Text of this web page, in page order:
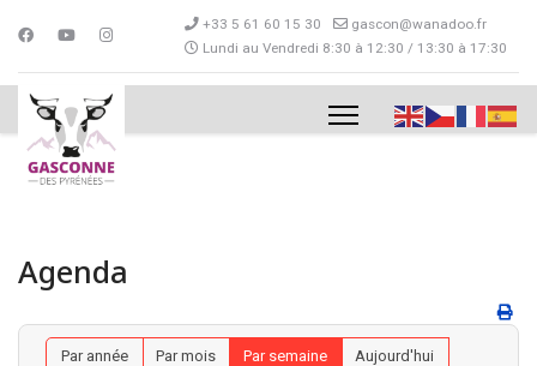
+33 5 61 60 15 30
gascon@wanadoo.fr
Lundi au Vendredi 8:30 à 12:30 / 13:30 à 17:30
Agenda
Par année Par mois Par semaine
Aujourd'hui